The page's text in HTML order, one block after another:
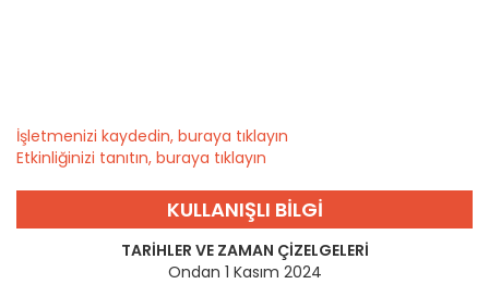
İşletmenizi kaydedin, buraya tıklayın
Etkinliğinizi tanıtın, buraya tıklayın
KULLANIŞLI BILGI
TARIHLER VE ZAMAN ÇIZELGELERI
Ondan 1 Kasım 2024